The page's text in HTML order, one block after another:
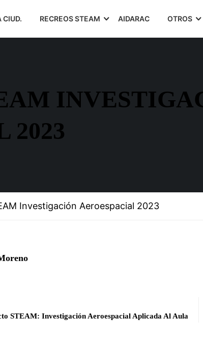
CIUD. RECREOS STEAM AIDARAC OTROS
2023
Investigación Aeroespacial 2023
STEAM: Investigación Aeroespacial Aplicada Al Aula